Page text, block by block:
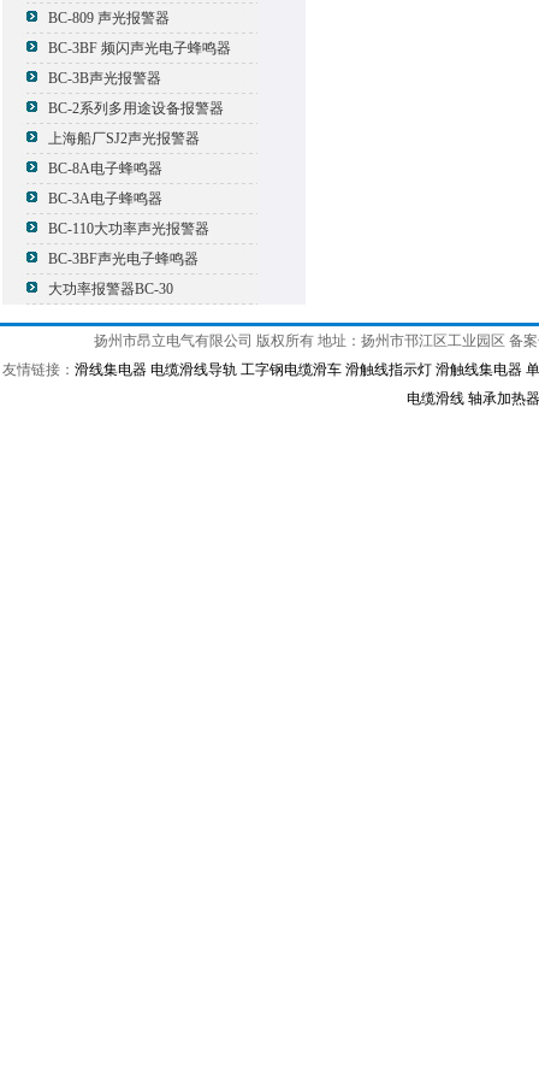
BC-809 声光报警器
BC-3BF 频闪声光电子蜂鸣器
BC-3B声光报警器
BC-2系列多用途设备报警器
上海船厂SJ2声光报警器
BC-8A电子蜂鸣器
BC-3A电子蜂鸣器
BC-110大功率声光报警器
BC-3BF声光电子蜂鸣器
大功率报警器BC-30
扬州市昂立电气有限公司 版权所有 地址：扬州市邗江区工业园区 备
友情链接： 滑线集电器 电缆滑线导轨 工字钢电缆滑车 滑触线指示灯 滑触线集电器
电缆滑线 轴承加热器